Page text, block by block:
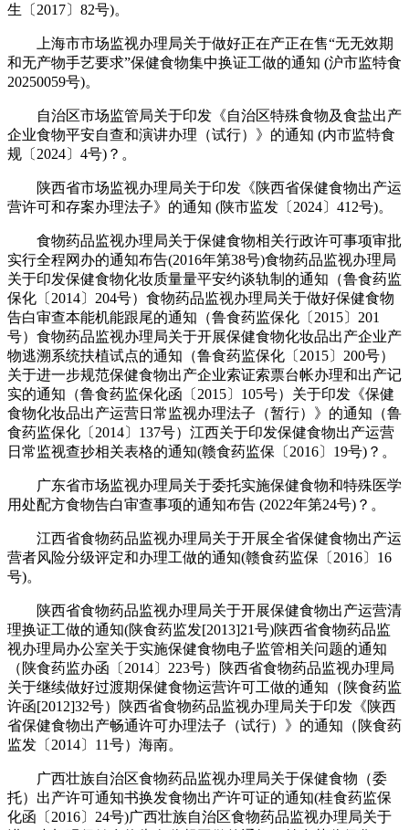
生〔2017〕82号)。
上海市市场监视办理局关于做好正在产正在售“无无效期
和无产物手艺要求”保健食物集中换证工做的通知 (沪市监特食
20250059号)。
自治区市场监管局关于印发《自治区特殊食物及食盐出产
企业食物平安自查和演讲办理（试行）》的通知 (内市监特食
规〔2024〕4号)？。
陕西省市场监视办理局关于印发《陕西省保健食物出产运
营许可和存案办理法子》的通知 (陕市监发〔2024〕412号)。
食物药品监视办理局关于保健食物相关行政许可事项审批
实行全程网办的通知布告(2016年第38号)食物药品监视办理局
关于印发保健食物化妆质量量平安约谈轨制的通知（鲁食药监
保化〔2014〕204号）食物药品监视办理局关于做好保健食物
告白审查本能机能跟尾的通知（鲁食药监保化〔2015〕201
号）食物药品监视办理局关于开展保健食物化妆品出产企业产
物逃溯系统扶植试点的通知（鲁食药监保化〔2015〕200号）
关于进一步规范保健食物出产企业索证索票台帐办理和出产记
实的通知（鲁食药监保化函〔2015〕105号）关于印发《保健
食物化妆品出产运营日常监视办理法子（暂行）》的通知（鲁
食药监保化〔2014〕137号）江西关于印发保健食物出产运营
日常监视查抄相关表格的通知(赣食药监保〔2016〕19号)？。
广东省市场监视办理局关于委托实施保健食物和特殊医学
用处配方食物告白审查事项的通知布告 (2022年第24号)？。
江西省食物药品监视办理局关于开展全省保健食物出产运
营者风险分级评定和办理工做的通知(赣食药监保〔2016〕16
号)。
陕西省食物药品监视办理局关于开展保健食物出产运营清
理换证工做的通知(陕食药监发[2013]21号)陕西省食物药品监
视办理局办公室关于实施保健食物电子监管相关问题的通知
（陕食药监办函〔2014〕223号）陕西省食物药品监视办理局
关于继续做好过渡期保健食物运营许可工做的通知（陕食药监
许函[2012]32号）陕西省食物药品监视办理局关于印发《陕西
省保健食物出产畅通许可办理法子（试行）》的通知（陕食药
监发〔2014〕11号）海南。
广西壮族自治区食物药品监视办理局关于保健食物（委
托）出产许可通知书换发食物出产许可证的通知(桂食药监保
化函〔2016〕24号)广西壮族自治区食物药品监视办理局关于